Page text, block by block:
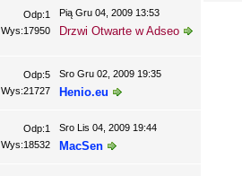
Odp:1
Wys:17950
Pią Gru 04, 2009 13:53
Drzwi Otwarte w Adseo
Odp:5
Wys:21727
Sro Gru 02, 2009 19:35
Henio.eu
Odp:1
Wys:18532
Sro Lis 04, 2009 19:44
MacSen